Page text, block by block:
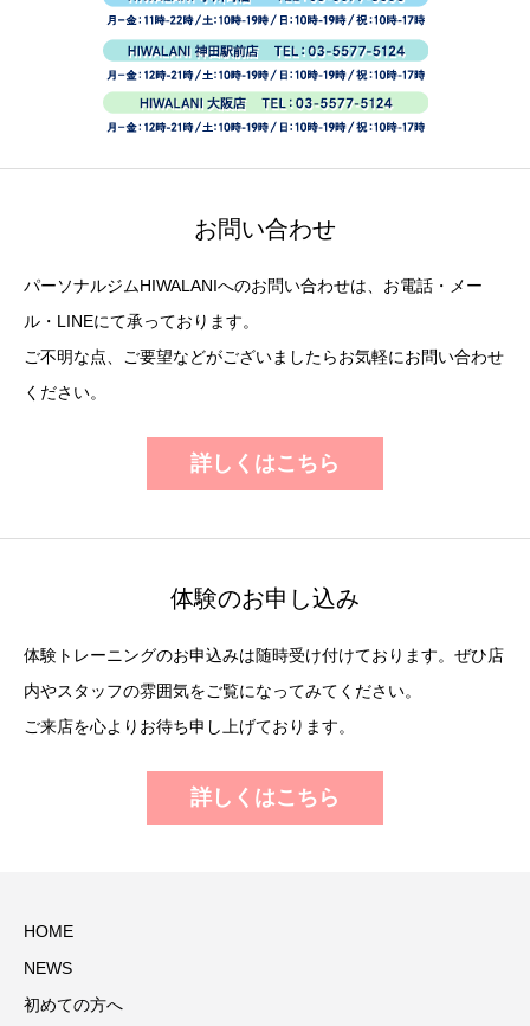
お問い合わせ
パーソナルジムHIWALANIへのお問い合わせは、お電話・メー
ル・LINEにて承っております。
ご不明な点、ご要望などがございましたらお気軽にお問い合わせ
ください。
詳しくはこちら
体験のお申し込み
体験トレーニングのお申込みは随時受け付けております。ぜひ店
内やスタッフの雰囲気をご覧になってみてください。
ご来店を心よりお待ち申し上げております。
詳しくはこちら
HOME
NEWS
初めての方へ